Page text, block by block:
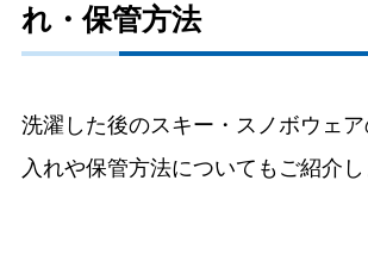
れ・保管方法
洗濯した後のスキー・スノボウェ
入れや保管方法についてもご紹介し